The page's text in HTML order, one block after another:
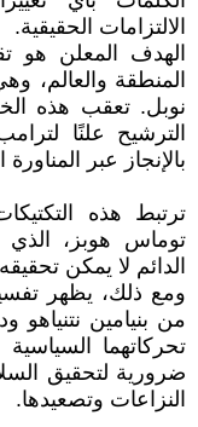
الالتزامات الحقيقية.
الهدف المعلن هو
المنطقة والعالم،
نوبل. تعقب هذه
الترشيح علنًا
بالإنجاز عبر
ترتبط هذه
توماس هوبز،
الدائم لا يمكن
ومع ذلك، يظهر
من بنيامين نتنياهو
تحركاتهما
ضرورية لتحقيق
النزاعات وتصعيدها.